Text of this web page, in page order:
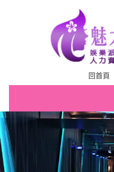
回首頁